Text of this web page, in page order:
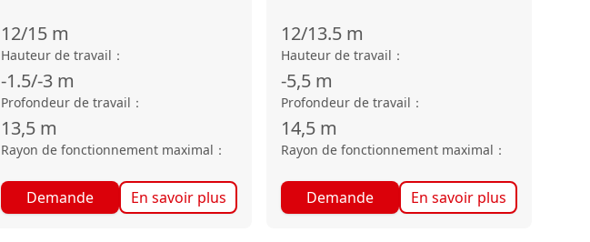
12/15 m
Hauteur de travail ：
-1.5/-3 m
Profondeur de travail ：
13,5 m
Rayon de fonctionnement maximal ：
Demande En savoir plus
12/13.5 m
Hauteur de travail ：
-5,5 m
Profondeur de travail ：
14,5 m
Rayon de fonctionnement maximal ：
Demande En savoir plus